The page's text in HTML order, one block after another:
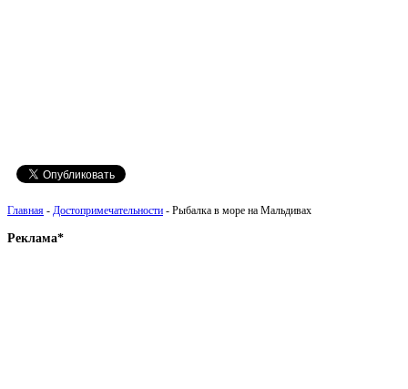
Главная - Достопримечательности - Рыбалка в море на Мальдивах
Реклама*